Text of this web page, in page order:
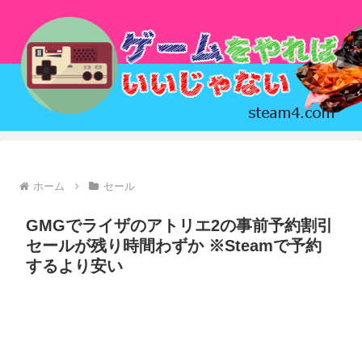
ホーム セール
GMGでライザのアトリエ2の事前予約割引
セールが残り時間わずか ※Steamで予約
するより安い